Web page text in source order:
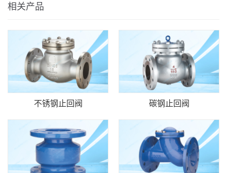
相关产品
不锈钢止回阀 碳钢止回阀